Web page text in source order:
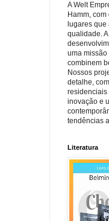
A Welt
Hamm,
lugares
qualidade.
uma missão
combinem
Nossos
detalhe,
residenciais
inovação e
tendências
Literatura